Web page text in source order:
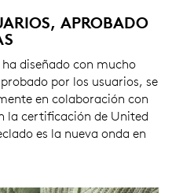
APROBADO
ha diseñado con mucho
por los usuarios, se
en colaboración con
la certificación de United
es la nueva onda en